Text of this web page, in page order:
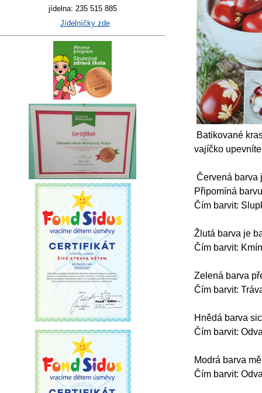
jídelna: 235 515 885
Jídelníčky zde
Batikované
vajíčko
Červená barva
Připomíná
Čím barvit:
Žlutá barva je
Čím barvit:
Zelená barva
Čím barvit:
Hnědá barva
Čím barvit:
Modrá barva
Čím barvit: